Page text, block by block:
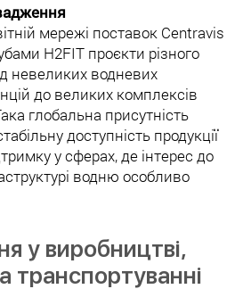
мережі поставок Centravis
H2FIT проєкти різного
невеликих водневих
до великих комплексів
глобальна присутність
доступність продукції
у сферах, де інтерес до
водню особливо
у виробництві,
транспортуванні